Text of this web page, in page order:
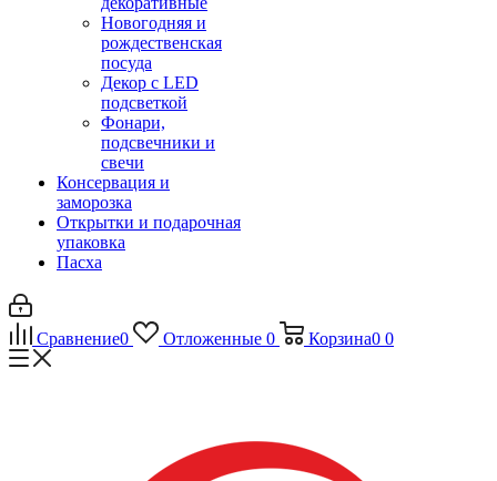
Новогодняя и
рождественская
посуда
Декор с LED
подсветкой
Фонари,
подсвечники и
свечи
Консервация и
заморозка
Открытки и подарочная
упаковка
Пасха
Сравнение0 Отложенные 0 Корзина0 0